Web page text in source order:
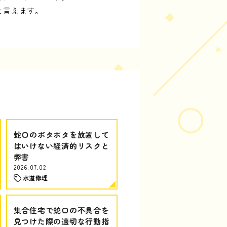
えます。
蛇口のポタポタを放置して
はいけない経済的リスクと
弊害
2026.07.02
水道修理
集合住宅で蛇口の不具合を
見つけた際の適切な行動指